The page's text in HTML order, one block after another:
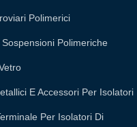
Polimerici
Polimeriche
E Accessori Per Isolatori
Per Isolatori Di